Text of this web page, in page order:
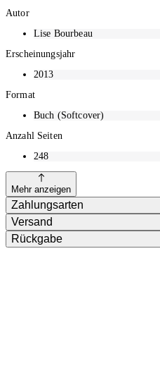
Autor
Lise Bourbeau
Erscheinungsjahr
2013
Format
Buch (Softcover)
Anzahl Seiten
248
Mehr anzeigen
Zahlungsarten
Versand
Rückgabe